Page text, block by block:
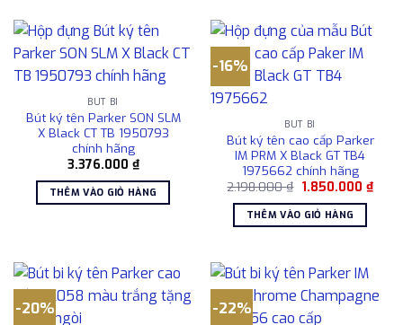
BÚT BI
Bút ký tên Parker SON SLM
X Black CT TB 1950793
chính hãng
3.376.000 ₫
THÊM VÀO GIỎ HÀNG
-16%
BÚT BI
Bút ký tên cao cấp Parker
IM PRM X Black GT TB4
1975662 chính hãng
2.198.000₫ Giá
là:
2.198.000 ₫.
1.850.000 ₫Giá
hiện
THÊM VÀO GIỎ HÀNG
-20% -22%